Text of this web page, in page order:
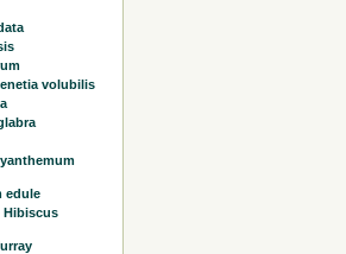
volubilis
edule
Hibiscus